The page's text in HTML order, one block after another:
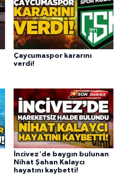
Çaycumaspor kararını
verdi!
İncivez'de baygın bulunan
Nihat Şahan Kalaycı
hayatını kaybetti!